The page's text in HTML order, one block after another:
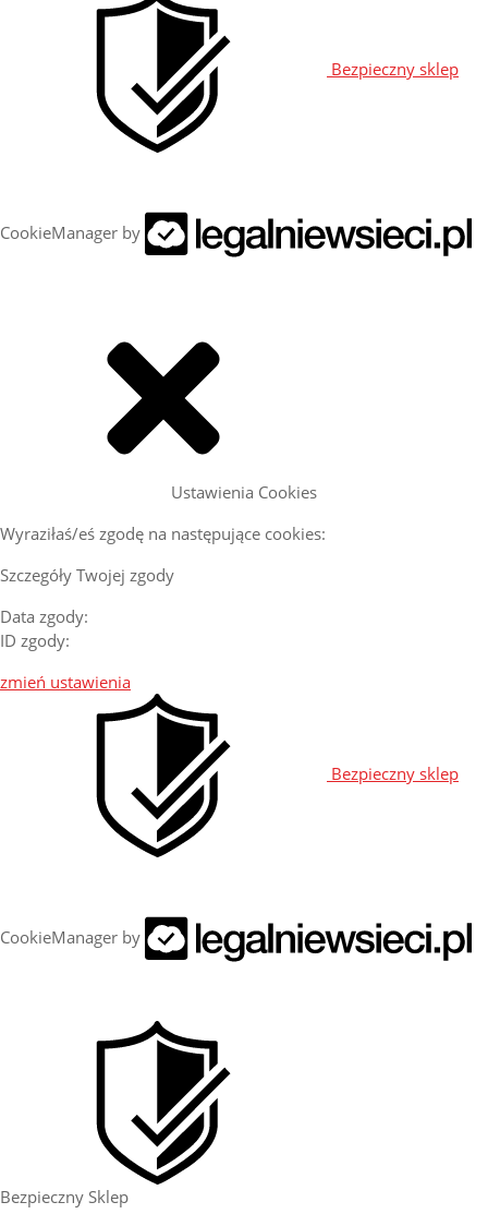
Bezpieczny sklep
CookieManager by
Ustawienia Cookies
Wyraziłaś/eś zgodę na następujące cookies:
Szczegóły Twojej zgody
Data zgody:
ID zgody:
zmień ustawienia
Bezpieczny sklep
CookieManager by
Bezpieczny Sklep